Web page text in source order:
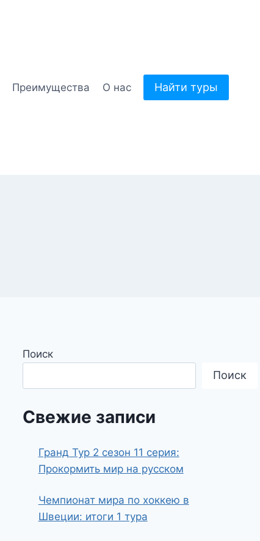
Преимущества О нас Найти туры
Поиск
Поиск
Свежие записи
Гранд Тур 2 сезон 11 серия:
Прокормить мир на русском
Чемпионат мира по хоккею в
Швеции: итоги 1 тура